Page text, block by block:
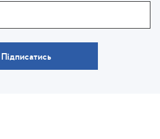
Підписатись